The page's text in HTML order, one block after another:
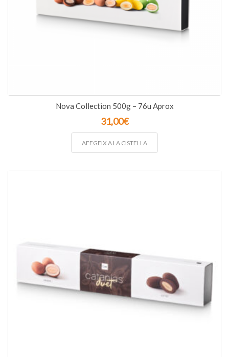
Nova Collection 500g – 76u Aprox
31,00€
AFEGEIX A LA CISTELLA